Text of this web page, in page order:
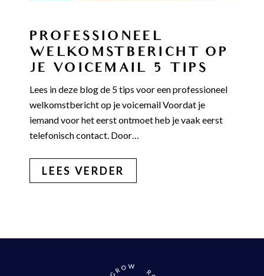
PROFESSIONEEL
WELKOMSTBERICHT OP
JE VOICEMAIL 5 TIPS
Lees in deze blog de 5 tips voor een professioneel
welkomstbericht op je voicemail Voordat je
iemand voor het eerst ontmoet heb je vaak eerst
telefonisch contact. Door…
LEES VERDER